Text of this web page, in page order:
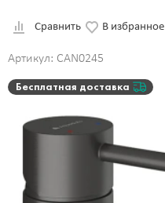
Сравнить В избранное
Артикул: CAN0245
Бесплатная доставка